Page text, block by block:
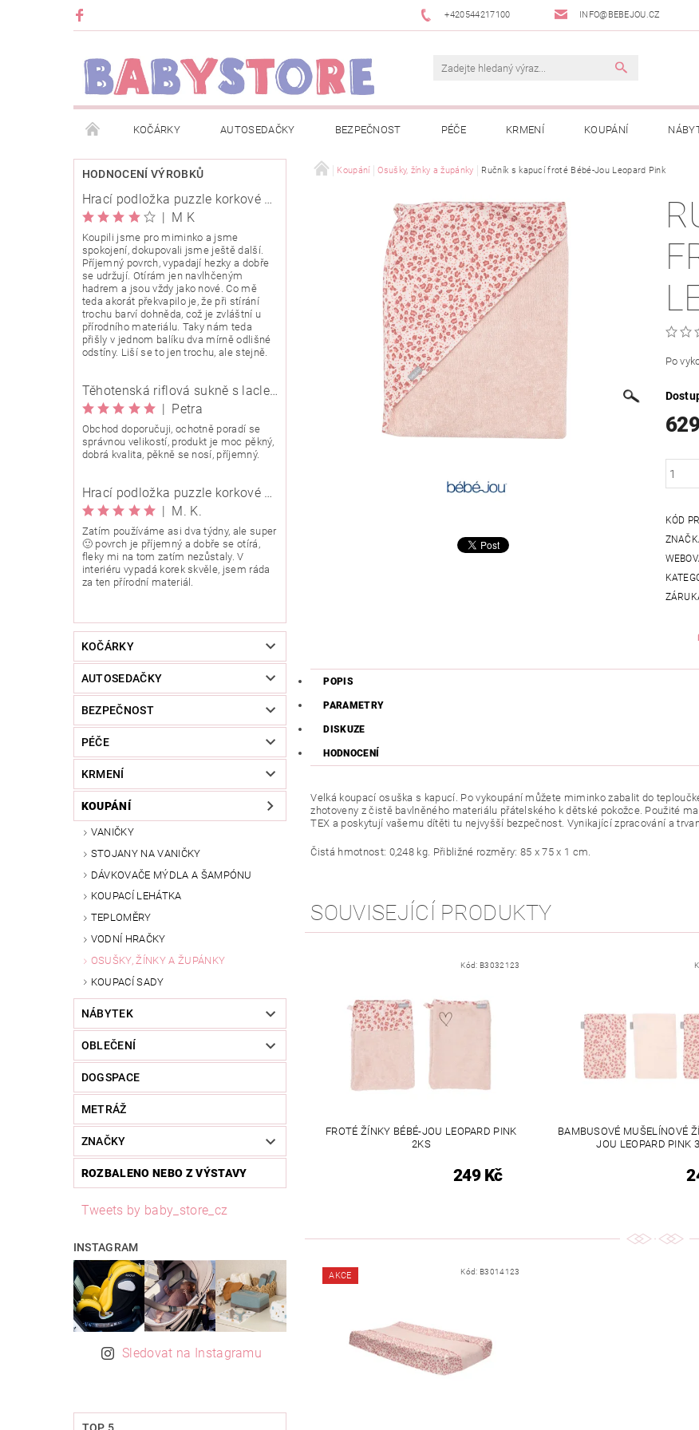
+420544217100 INFO@BEBEJOU.CZ
KOČÁRKY AUTOSEDAČKY BEZPEČNOST PÉČE KRMENÍ KOUPÁNÍ
METRÁŽ ZNAČKY ROZBALENO NEBO Z VÝSTAVY JAK SPRÁVNĚ ÚRČIT VELIKOST JAK KOUPIT
OBCHODNÍ PODMÍNKY INFORMACE O EVIDENCI TRŽEB EET INFORMACE O ZPRACOVÁNÍ OSOBNÍCH ÚDAJŮ
O NÁS KARIERA KLUB BABYSTORE NEWSLETTERY ODSTOUPENÍ OD SMLOUVY MOJE
HODNOCENÍ VÝROBKŮ
Hrací podložka puzzle korkové 120x120cm
| M K
Koupili jsme pro miminko a jsme
spokojení, dokupovali jsme ještě další.
Příjemný povrch, vypadají hezky a dobře
se udržují. Otírám jen navlhčeným
hadrem a jsou vždy jako nové. Co mě
teda akorát překvapilo je, že při stírání
trochu barví dohněda, což je zvláštní u
přírodního materiálu. Taky nám teda
přišly v jednom balíku dva mírně odlišné
odstíny. Liší se to jen trochu, ale stejně.
Těhotenská riflová sukně s laclem Rialto Wingles 01753
| Petra
Obchod doporučuji, ochotně poradí se
správnou velikostí, produkt je moc pěkný,
dobrá kvalita, pěkně se nosí, příjemný.
Hrací podložka puzzle korkové 90x90 cm
| M. K.
Zatím používáme asi dva týdny, ale super
🙂 povrch je příjemný a dobře se otírá,
fleky mi na tom zatím nezůstaly. V
interiéru vypadá korek skvěle, jsem ráda
za ten přírodní materiál.
KOČÁRKY
AUTOSEDAČKY
BEZPEČNOST
PÉČE
KRMENÍ
KOUPÁNÍ
VANIČKY
STOJANY NA VANIČKY
DÁVKOVAČE MÝDLA A ŠAMPÓNU
KOUPACÍ LEHÁTKA
TEPLOMĚRY
VODNÍ HRAČKY
OSUŠKY, ŽÍNKY A ŽUPÁNKY
KOUPACÍ SADY
NÁBYTEK
OBLEČENÍ
DOGSPACE
METRÁŽ
ZNAČKY
ROZBALENO NEBO Z VÝSTAVY
Tweets by baby_store_cz
INSTAGRAM
Sledovat na Instagramu
TOP 5
Koupání Osušky, žínky a župánky Ručník s kapucí froté Bébé-Jou Leopard Pink
Po
KÓD
POPIS
PARAMETRY
DISKUZE
HODNOCENÍ
Velká koupací osuška s kapucí. Po vykoupání můžete miminko zabalit do
zhotoveny z čistě bavlněného materiálu přátelského k dětské pokožce. Použité
TEX a poskytují vašemu dítěti tu nejvyšší bezpečnost. Vynikající zpracování a
Čistá hmotnost: 0,248 kg. Přibližné rozměry: 85 x 75 x 1 cm.
SOUVISEJÍCÍ PRODUKTY
Kód: B3032123
FROTÉ ŽÍNKY BÉBÉ-JOU LEOPARD PINK
2KS
249 Kč
BAMBUSOVÉ MUŠELÍNOVÉ
JOU LEOPARD PINK
AKCE Kód: B3014123